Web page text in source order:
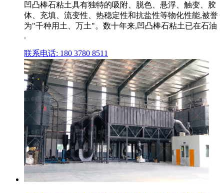
凹凸棒石粘土具有独特的吸附、脱色、悬浮、触变、胶
体、充填、流变性、热稳定性和抗盐性等物化性能,被誉
为"千种用土、万土"。数十年来,凹凸棒石粘土已在石油
.
联系电话: 180 3780 8511